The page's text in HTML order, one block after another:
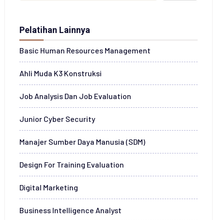
Pelatihan Lainnya
Basic Human Resources Management
Ahli Muda K3 Konstruksi
Job Analysis Dan Job Evaluation
Junior Cyber Security
Manajer Sumber Daya Manusia (SDM)
Design For Training Evaluation
Digital Marketing
Business Intelligence Analyst